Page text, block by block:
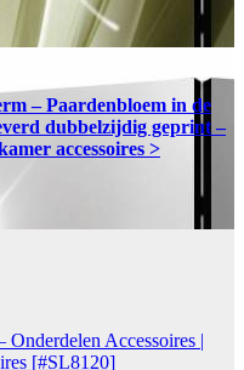
– Paardenbloem in de
dubbelzijdig geprint –
accessoires >
Accessoires |
[#SL8120]